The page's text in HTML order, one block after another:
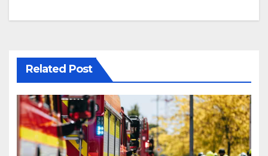
Related Post